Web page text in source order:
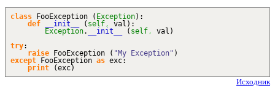
class FooException ( Exception) :
def
__init__ ( self, val ) :
Exception. __init__ ( self, val )
try:
raise FooException ( "My Exception" )
except FooException as exc:
print
(exc)
Исходник